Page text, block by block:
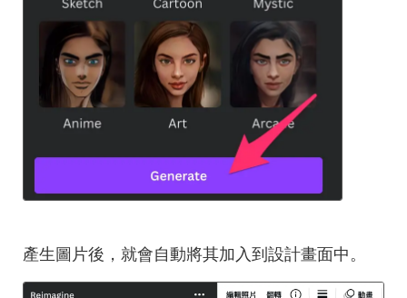
產生圖片後，就會自動將其加入到設計畫面中。